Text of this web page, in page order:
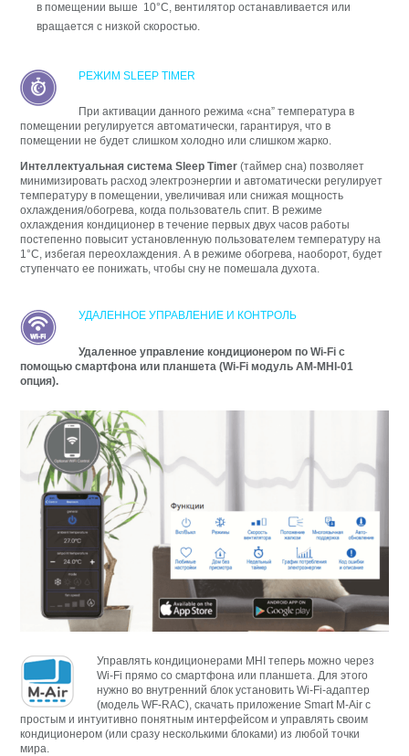
в помещении выше 10°C, вентилятор останавливается или
вращается с низкой скоростью.
РЕЖИМ SLEEP TIMER
При активации данного режима «сна” температура в
помещении регулируется автоматически, гарантируя, что в
помещении не будет слишком холодно или слишком жарко.
Интеллектуальная система Sleep Timer (таймер сна) позволяет
минимизировать расход электроэнергии и автоматически регулирует
температуру в помещении, увеличивая или снижая мощность
охлаждения/обогрева, когда пользователь спит. В режиме
охлаждения кондиционер в течение первых двух часов работы
постепенно повысит установленную пользователем температуру на
1°С, избегая переохлаждения. А в режиме обогрева, наоборот, будет
ступенчато ее понижать, чтобы сну не помешала духота.
УДАЛЕННОЕ УПРАВЛЕНИЕ И КОНТРОЛЬ
Удаленное управление кондиционером по Wi-Fi с
помощью смартфона или планшета (Wi-Fi модуль AM-MHI-01
опция).
Управлять кондиционерами MHI теперь можно через
Wi-Fi прямо со смартфона или планшета. Для этого
нужно во внутренний блок установить Wi-Fi-адаптер
(модель WF-RAC), скачать приложение Smart M-Air с
простым и интуитивно понятным интерфейсом и управлять своим
кондиционером (или сразу несколькими блоками) из любой точки
мира.